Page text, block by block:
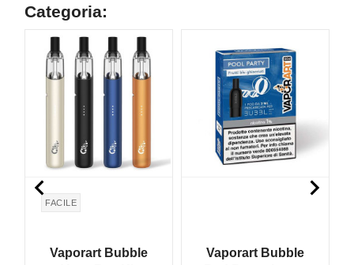
Categoria:
FACILE
Vaporart Bubble
Vaporart Bubble
NON DISPONIBILE
 